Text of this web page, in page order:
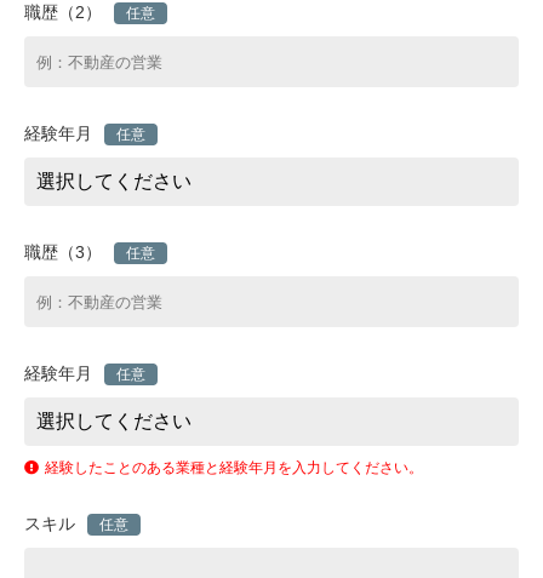
職歴（2） 任意
経験年月 任意
職歴（3） 任意
経験年月 任意
経験したことのある業種と経験年月を入力してください。
スキル 任意